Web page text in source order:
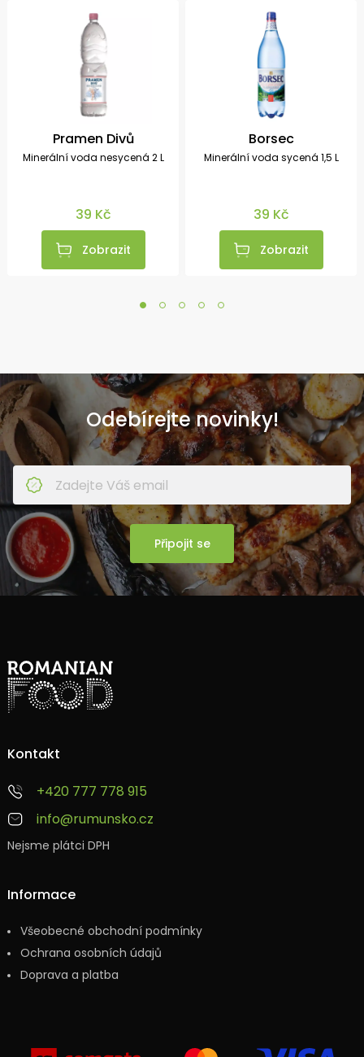
Pramen Divů
Minerální voda nesycená 2 L
39 Kč
Zobrazit
Borsec
Minerální voda sycená 1,5 L
39 Kč
Zobrazit
Odebírejte novinky!
Připojit se
Informace
Všeobecné obchodní podmínky
Ochrana osobních údajů
Doprava a platba
Kontakt
+420 777 778 915
info@rumunsko.cz
Nejsme plátci DPH